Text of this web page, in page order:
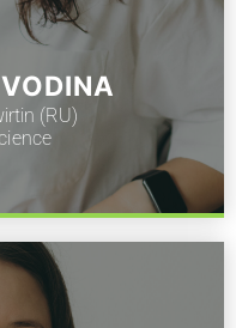
(RU)